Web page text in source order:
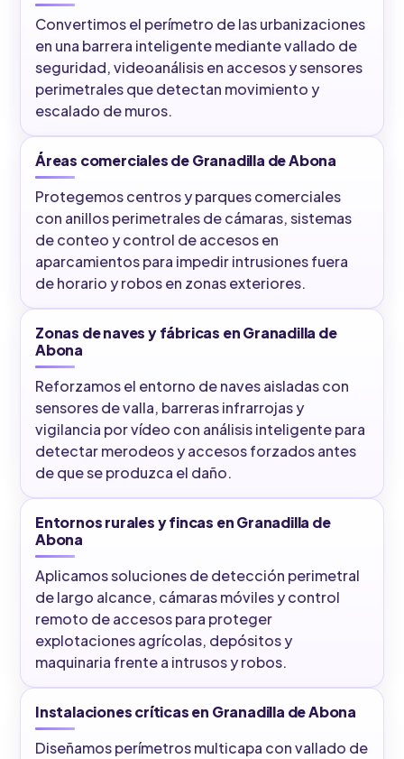
Convertimos el perímetro de las urbanizaciones
en una barrera inteligente mediante vallado de
seguridad, videoanálisis en accesos y sensores
perimetrales que detectan movimiento y
escalado de muros.
Áreas comerciales de Granadilla de Abona
Protegemos centros y parques comerciales
con anillos perimetrales de cámaras, sistemas
de conteo y control de accesos en
aparcamientos para impedir intrusiones fuera
de horario y robos en zonas exteriores.
Zonas de naves y fábricas en Granadilla de
Abona
Reforzamos el entorno de naves aisladas con
sensores de valla, barreras infrarrojas y
vigilancia por vídeo con análisis inteligente para
detectar merodeos y accesos forzados antes
de que se produzca el daño.
Entornos rurales y fincas en Granadilla de
Abona
Aplicamos soluciones de detección perimetral
de largo alcance, cámaras móviles y control
remoto de accesos para proteger
explotaciones agrícolas, depósitos y
maquinaria frente a intrusos y robos.
Instalaciones críticas en Granadilla de Abona
Diseñamos perímetros multicapa con vallado de